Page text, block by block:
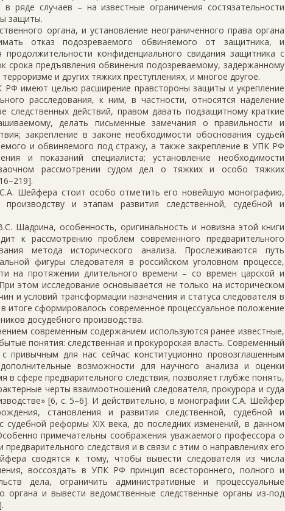
ряде случаев – на известные ограничения состязательности
защиты.
органа, и установление неограниченного права органа
отказ подозреваемого обвиняемого от защитника, и
продолжительности конфиденциального свидания защитника с
срока предъявления обвинения подозреваемому, задержанному
и других тяжких преступлениях, и многое другое.
имеют целью расширение правстороны защиты и укрепление
расследования, к ним, в частности, относятся наделение
следственных действий, правом давать подзащитному краткие
делать письменные замечания о правильности и
закрепление в законе необходимости обоснования судьей
и обвиняемого под стражу, а также закрепление в УПК РФ
и показаний специалиста; установление необходимости
рассмотрении судом дел о тяжких и особо тяжких
Шейфера стоит особо отметить его новейшую монографию,
и этапам развития следственной, судебной и
Шадрина, особенность, оригинальность и новизна этой книги
к рассмотрению проблем современного предварительного
метода исторического анализа. Прослеживаются путь
фигуры следователя в российском уголовном процессе,
на протяжении длительного времени – со времен царской и
этом исследование основывается не только на историческом
и условий трансформации назначения и статуса следователя в
итоге сформировалось современное процессуальное положение
досудебного производства.
современным содержанием используются ранее известные,
понятия: следственная и прокурорская власть. Современный
привычным для нас сейчас конституционно провозглашенным
возможности для научного анализа и оценки
в сфере предварительного следствия, позволяет глубже понять,
черты взаимоотношений следователя, прокурора и суда
[6, с. 5–6]. И действительно, в монографии С.А. Шейфер
становления и развития следственной, судебной и
судебной реформы XIX века, до последних изменений, в данном
примечательны соображения уважаемого профессора о
следствия и в связи с этим о направлениях его
сводятся к тому, чтобы вывести следователя из числа
воссоздать в УПК РФ принцип всестороннего, полного и
дела, ограничить административные и процессуальные
органа и вывести ведомственные следственные органы из-под